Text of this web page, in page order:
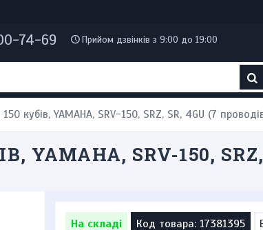
74-69 Прийом дзвінків з 9:00 до 19:00
кубів, YAMAHA, SRV-150, SRZ, SR, 4GU (7
SRV-150, SRZ,
На складі Код товара: 17381395